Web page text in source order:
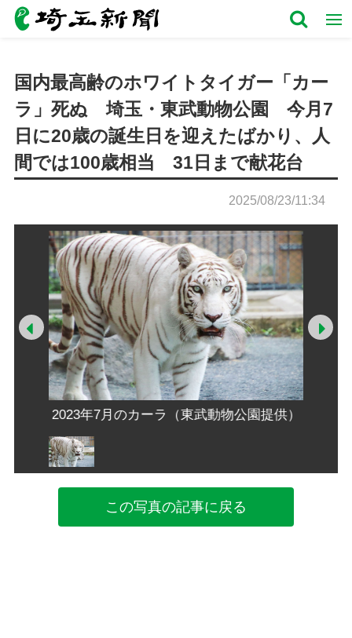
国内最高齢のホワイトタイガー「カー
ラ」死ぬ 埼玉・東武動物公園 今月7
日に20歳の誕生日を迎えたばかり、人
間では100歳相当 31日まで献花台
2025/08/23/11:34
2023年7月のカーラ（東武動物公園提供）
Prev
この写真の記事に戻る